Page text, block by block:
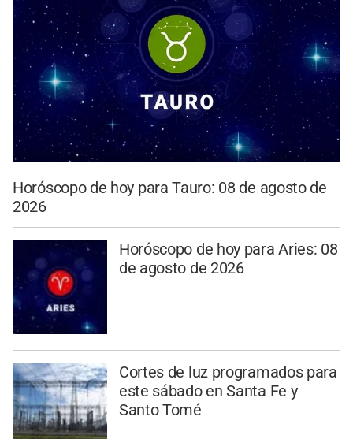
Horóscopo de hoy para Tauro: 08 de agosto de
2026
Horóscopo de hoy para Aries: 08
de agosto de 2026
Cortes de luz programados para
este sábado en Santa Fe y
Santo Tomé